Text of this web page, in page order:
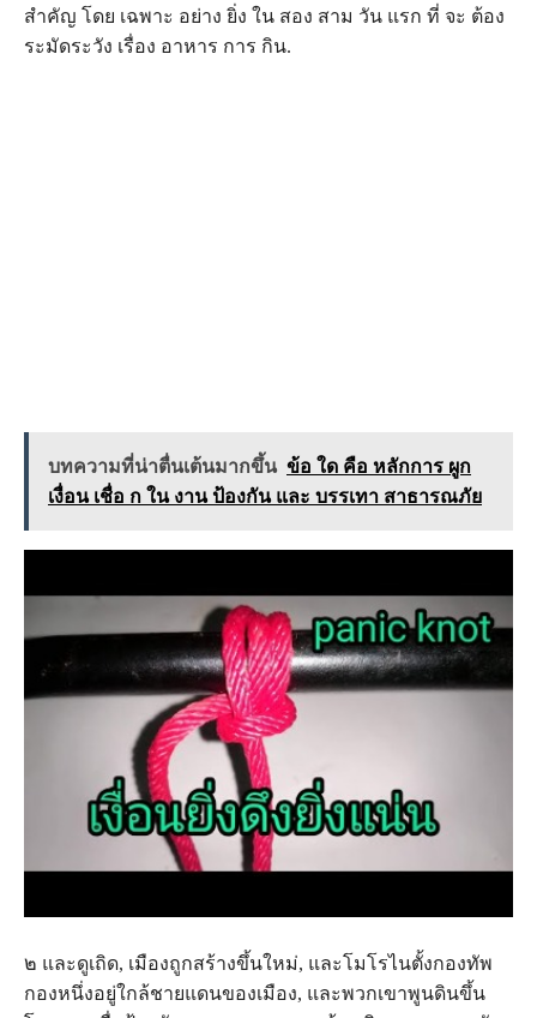
สําคัญ โดย เฉพาะ อย่าง ยิ่ง ใน สอง สาม วัน แรก ที่ จะ ต้อง
ระมัดระวัง เรื่อง อาหาร การ กิน.
บทความที่น่าตื่นเต้นมากขึ้น ข้อ ใด คือ หลักการ ผูก
เงื่อน เชื่อ ก ใน งาน ป้องกัน และ บรรเทา สาธารณภัย
๒ และดูเถิด, เมืองถูกสร้างขึ้นใหม่, และโมโรไนตั้งกองทัพ
กองหนึ่งอยู่ใกล้ชายแดนของเมือง, และพวกเขาพูนดินขึ้น